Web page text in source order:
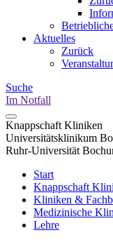
Aktuelles
Zurück
Suche
Im Notfall
Knappschaft Kliniken
Universitätsklinikum
Ruhr-Universität
Start
Knappschaft
Kliniken &
Medizinische
Lehre